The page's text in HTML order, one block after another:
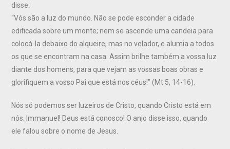
disse:
“Vós são a luz do mundo. Não se pode esconder a cidade
edificada sobre um monte; nem se ascende uma candeia para
colocá-la debaixo do alqueire, mas no velador, e alumia a todos
os que se encontram na casa. Assim brilhe também a vossa luz
diante dos homens, para que vejam as vossas boas obras e
glorifiquem a vosso Pai que está nos céus!” (Mt 5, 14-16).
Nós só podemos ser luzeiros de Cristo, quando Cristo está em
nós. Immanuel! Deus está conosco! O anjo disse isso, quando
ele falou sobre o nome de Jesus.